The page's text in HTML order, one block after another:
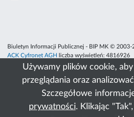
Używamy plików cookie,
przeglądania oraz
Szczegółowe
prywatności. Klikając
Biuletyn Informacji Publicznej - BIP MK © 2003-
ACK Cyfronet AGH
liczba wyświetleń: 4816926